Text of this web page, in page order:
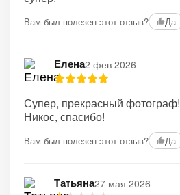
Вам был полезен этот отзыв? Да
Елена2 фев 2026
Супер, прекрасный фотограф!
Никос, спасибо!
Вам был полезен этот отзыв? Да
Татьяна27 мая 2026